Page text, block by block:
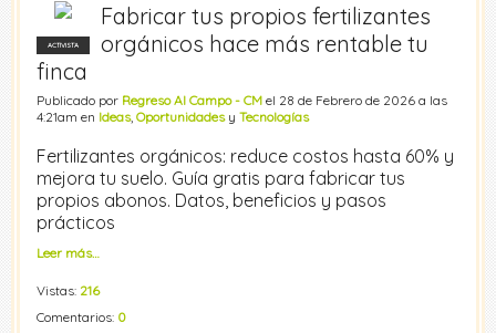
ACTIVISTA
Fabricar tus propios fertilizantes
orgánicos hace más rentable tu
finca
Publicado por Regreso Al Campo - CM el 28 de Febrero de 2026 a las
4:21am en Ideas, Oportunidadesy Tecnologías
Fertilizantes orgánicos: reduce costos hasta 60% y
mejora tu suelo. Guía gratis para fabricar tus
propios abonos. Datos, beneficios y pasos
prácticos
Leer más…
Vistas: 216
Comentarios: 0